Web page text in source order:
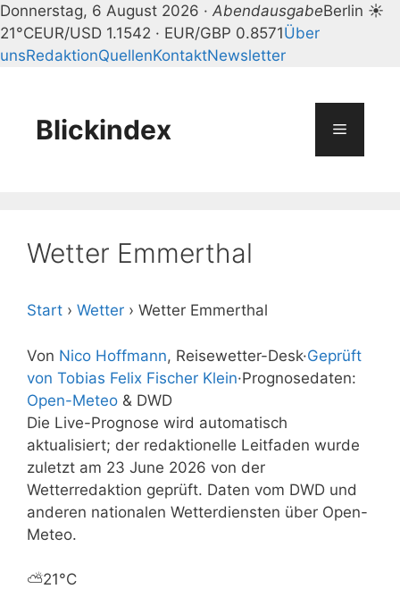
Donnerstag, 6 August 2026 · AbendausgabeBerlin ☀
21°CEUR/USD 1.1542 · EUR/GBP 0.8571Über
unsRedaktionQuellenKontaktNewsletter
springenBlickindex Menü
Wetter Emmerthal
Start › Wetter › Wetter Emmerthal
Von Nico Hoffmann, Reisewetter-Desk·Geprüft
von Tobias Felix Fischer Klein·Prognosedaten:
Open-Meteo & DWD
Die Live-Prognose wird automatisch
aktualisiert; der redaktionelle Leitfaden wurde
zuletzt am 23 June 2026 von der
Wetterredaktion geprüft. Daten vom DWD und
anderen nationalen Wetterdiensten über Open-
Meteo.
⛅21°C